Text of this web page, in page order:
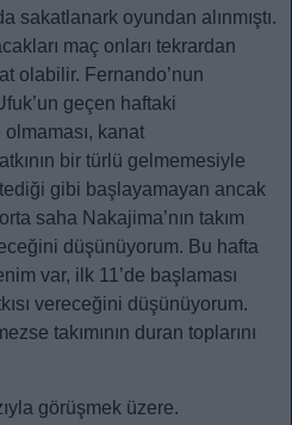
sakatlanark oyundan alınmıştı.
maç onları tekrardan
olabilir. Fernando’nun
geçen haftaki
olmaması, kanat
bir türlü gelmemesiyle
gibi başlayamayan ancak
saha Nakajima’nın takım
düşünüyorum. Bu hafta
var, ilk 11’de başlaması
vereceğini düşünüyorum.
takımının duran toplarını
görüşmek üzere.